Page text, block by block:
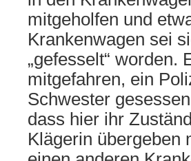
mitgeholfen und
Krankenwagen sei
„gefesselt“ worden.
mitgefahren, ein
Schwester
dass hier ihr
Klägerin übergeben